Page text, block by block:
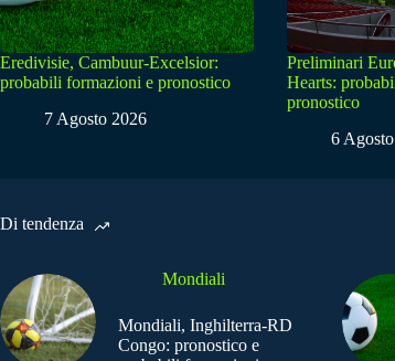
Eredivisie, Cambuur-Excelsior:
probabili formazioni e pronostico
7 Agosto 2026
Preliminari
Hearts:
pronostico
6
Di tendenza
Mondiali
Mondiali, Inghilterra-RD
Congo: pronostico e